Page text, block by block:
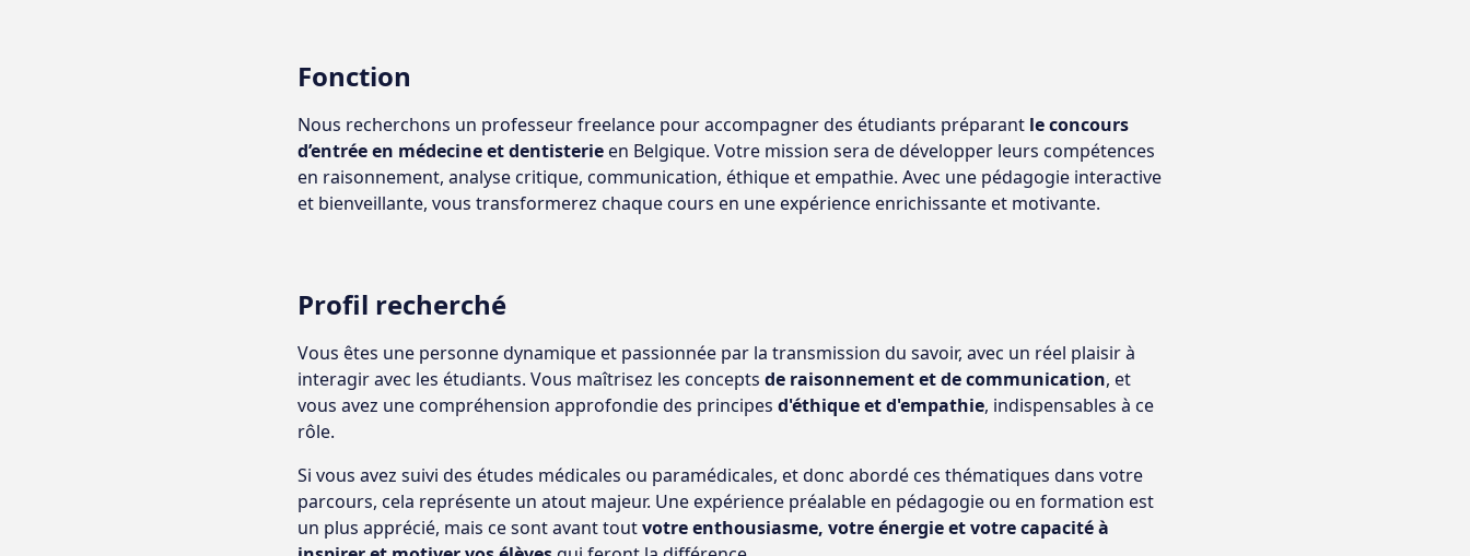
Fonction
Nous recherchons un professeur freelance pour accompagner des étudiants préparant le concours
d’entrée en médecine et dentisterieen Belgique. Votre mission sera de développer leurs compétences
en raisonnement, analyse critique, communication, éthique et empathie. Avec une pédagogie interactive
et bienveillante, vous transformerez chaque cours en une expérience enrichissante et motivante.
Profil recherché
Vous êtes une personne dynamique et passionnée par la transmission du savoir, avec un réel plaisir à
interagir avec les étudiants. Vous maîtrisez les concepts de raisonnement et de communication, et
vous avez une compréhension approfondie des principes d'éthique et d'empathie, indispensables à ce
rôle.
Si vous avez suivi des études médicales ou paramédicales, et donc abordé ces thématiques dans votre
parcours, cela représente un atout majeur. Une expérience préalable en pédagogie ou en formation est
un plus apprécié, mais ce sont avant toutvotre enthousiasme, votre énergie et votre capacité à